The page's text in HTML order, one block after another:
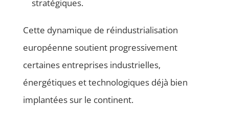
stratégiques.
Cette dynamique de réindustrialisation
européenne soutient progressivement
certaines entreprises industrielles,
énergétiques et technologiques déjà bien
implantées sur le continent.